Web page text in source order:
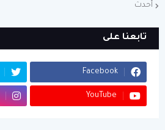
أحدث
تابعنا على
Facebook
YouTube